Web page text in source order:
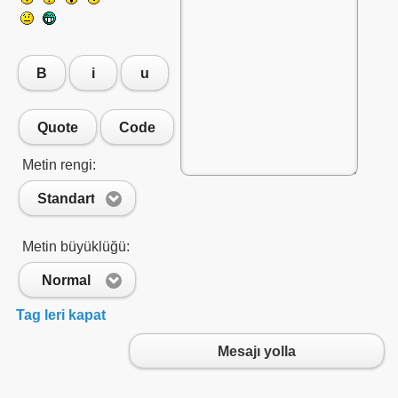
B i u
Quote Code
Metin rengi:
Standart
Metin büyüklüğü:
Normal
Tag leri kapat
Mesajı yolla